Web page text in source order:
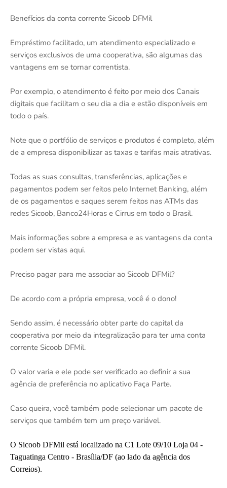
Benefícios da conta corrente Sicoob DFMil
Empréstimo facilitado, um atendimento especializado e
serviços exclusivos de uma cooperativa, são algumas das
vantagens em se tornar correntista.
Por exemplo, o atendimento é feito por meio dos Canais
digitais que facilitam o seu dia a dia e estão disponíveis em
todo o país.
Note que o portfólio de serviços e produtos é completo, além
de a empresa disponibilizar as taxas e tarifas mais atrativas.
Todas as suas consultas, transferências, aplicações e
pagamentos podem ser feitos pelo Internet Banking, além
de os pagamentos e saques serem feitos nas ATMs das
redes Sicoob, Banco24Horas e Cirrus em todo o Brasil.
Mais informações sobre a empresa e as vantagens da conta
podem ser vistas aqui.
Preciso pagar para me associar ao Sicoob DFMil?
De acordo com a própria empresa, você é o dono!
Sendo assim, é necessário obter parte do capital da
cooperativa por meio da integralização para ter uma conta
corrente Sicoob DFMil.
O valor varia e ele pode ser verificado ao definir a sua
agência de preferência no aplicativo Faça Parte.
Caso queira, você também pode selecionar um pacote de
serviços que também tem um preço variável.
O Sicoob DFMil está localizado na C1 Lote 09/10 Loja 04 -
Taguatinga Centro - Brasília/DF (ao lado da agência dos
Correios).